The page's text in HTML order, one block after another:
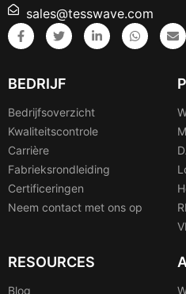
sales@tesswave.com
BEDRIJF
Bedrijfsoverzicht
Kwaliteitscontrole
Carrière
Fabrieksrondleiding
Certificeringen
Neem contact met ons op
RESOURCES
Blog